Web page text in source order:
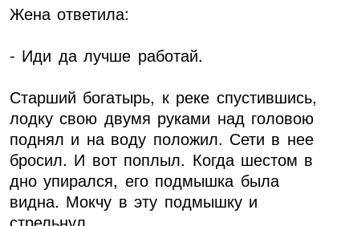
Жена ответила:
- Иди да лучше работай.
Старший богатырь, к реке спустившись,
лодку свою двумя руками над головою
поднял и на воду положил. Сети в нее
бросил. И вот поплыл. Когда шестом в
дно упирался, его подмышка была
видна. Мокчу в эту подмышку и